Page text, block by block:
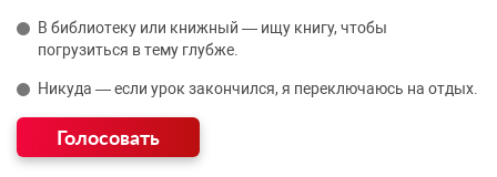
В библиотеку или книжный — ищу книгу, чтобы
погрузиться в тему глубже.
Никуда — если урок закончился, я переключаюсь на отдых.